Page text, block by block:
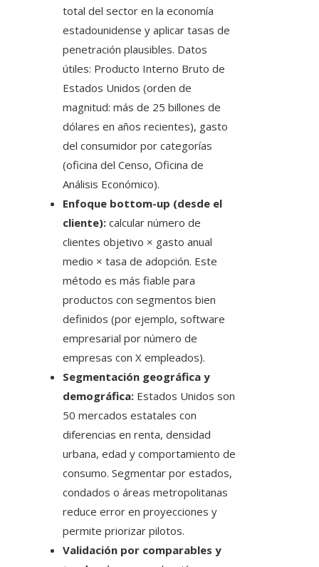
total del sector en la economía
estadounidense y aplicar tasas de
penetración plausibles. Datos
útiles: Producto Interno Bruto de
Estados Unidos (orden de
magnitud: más de 25 billones de
dólares en años recientes), gasto
del consumidor por categorías
(oficina del Censo, Oficina de
Análisis Económico).
Enfoque bottom-up (desde el
cliente): calcular número de
clientes objetivo × gasto anual
medio × tasa de adopción. Este
método es más fiable para
productos con segmentos bien
definidos (por ejemplo, software
empresarial por número de
empresas con X empleados).
Segmentación geográfica y
demográfica: Estados Unidos son
50 mercados estatales con
diferencias en renta, densidad
urbana, edad y comportamiento de
consumo. Segmentar por estados,
condados o áreas metropolitanas
reduce error en proyecciones y
permite priorizar pilotos.
Validación por comparables y